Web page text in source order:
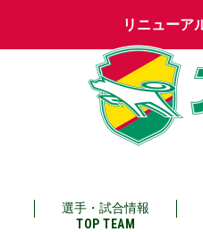
リニューア
選手・試合情報
TOP TEAM